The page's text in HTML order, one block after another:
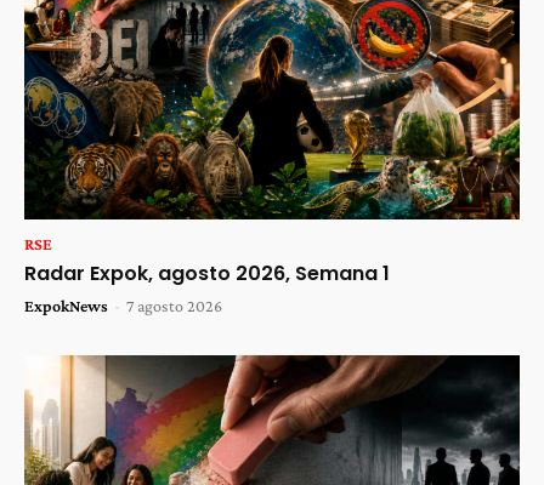
RSE
Radar Expok, agosto 2026, Semana 1
ExpokNews - 7 agosto 2026